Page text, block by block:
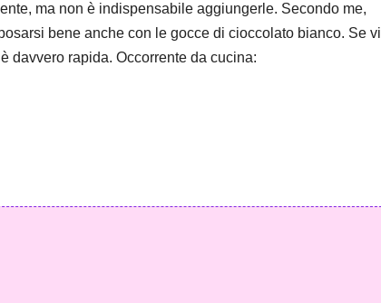
ma non è indispensabile aggiungerle. Secondo me,
bene anche con le gocce di cioccolato bianco. Se vi
davvero rapida. Occorrente da cucina: